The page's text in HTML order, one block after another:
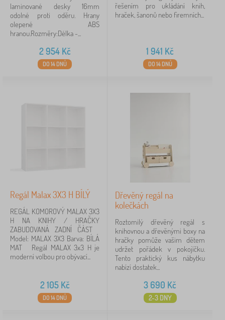
laminované desky 16mm
odolné proti oděru. Hrany
olepené ABS
hranou.Rozměry:Délka -...
2 954Kč
DO 14 DNŮ
řešením pro ukládání knih,
hraček, šanonů nebo firemních...
1 941 Kč
DO 14 DNŮ
Regál Malax 3X3 H BÍLÝ
REGÁL KOMOROVÝ MALAX 3X3
H NA KNIHY / HRAČKY
ZABUDOVANÁ ZADNÍ ČÁST
Model: MALAX 3X3 Barva: BÍLÁ
MAT Regál MALAX 3x3 H je
moderní volbou pro obývací...
2 105Kč
DO 14 DNŮ
Dřevěný regál na
kolečkách
Roztomilý dřevěný regál s
knihovnou a dřevěnými boxy na
hračky pomůže vašim dětem
udržet pořádek v pokojíčku.
Tento praktický kus nábytku
nabízí dostatek...
3 690 Kč
2-3 DNY